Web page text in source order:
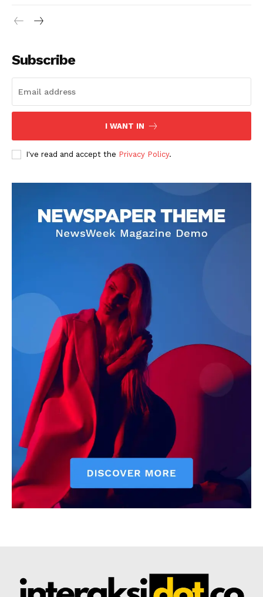
Subscribe
I WANT IN
I've read and accept the Privacy Policy.